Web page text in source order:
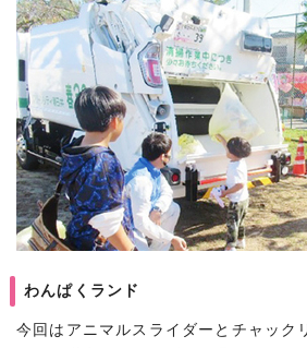
わんぱくランド
今回はアニマルスライダーとチャック